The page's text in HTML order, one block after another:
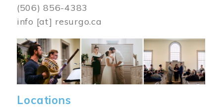
(506) 856-4383
info [at] resurgo.ca
Image
Locations